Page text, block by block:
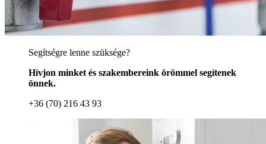
Segítségre lenne szüksége?
Hívjon minket és szakembereink örömmel segítenek
önnek.
+36 (70) 216 43 93